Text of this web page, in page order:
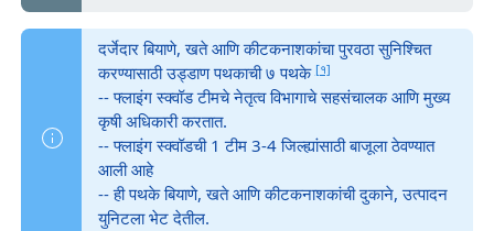
दर्जेदार बियाणे, खते आणि कीटकनाशकांचा पुरवठा सुनिश्चित
करण्यासाठी उड्डाण पथकाची ७ पथके[१]
-- फ्लाइंग स्क्वॉड टीमचे नेतृत्व विभागाचे सहसंचालक आणि मुख्य
कृषी अधिकारी करतात.
-- फ्लाइंग स्क्वॉडची 1 टीम 3-4 जिल्ह्यांसाठी बाजूला ठेवण्यात
आली आहे
-- ही पथके बियाणे, खते आणि कीटकनाशकांची दुकाने, उत्पादन
युनिटला भेट देतील.